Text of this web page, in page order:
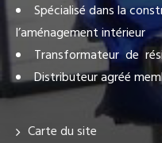
Spécialisé dans la
l’aménagement intérieur
Transformateur de
Distributeur agréé
Carte du site